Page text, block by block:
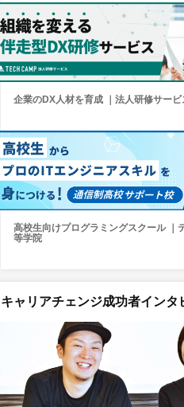
企業のDX人材を育成 ｜法人研修サービ
高校生向けプログラミングスクール ｜
等学院
キャリアチェンジ成功者インタ